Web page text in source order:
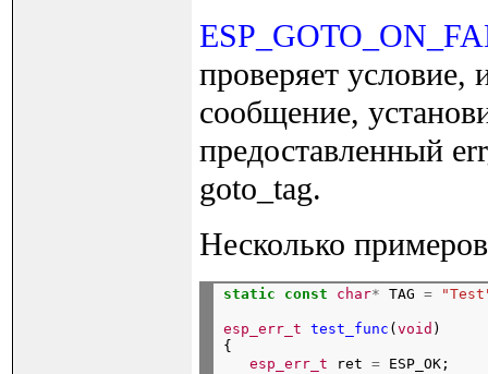
проверяет условие,
сообщение,
предоставленный
goto_tag.
Несколько
static const char* TAG =
esp_err_t test_func (void )
{
esp_err_t ret =